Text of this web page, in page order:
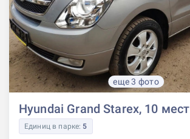
еще 3 фото
Hyundai Grand Starex, 10 мест
Единиц в парке: 5